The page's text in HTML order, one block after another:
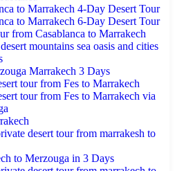
to Marrakech 4-Day Desert Tour
to Marrakech 6-Day Desert Tour
from Casablanca to Marrakech
mountains sea oasis and cities
Marrakech 3 Days
tour from Fes to Marrakech
tour from Fes to Marrakech via
desert tour from marrakesh to
to Merzouga in 3 Days